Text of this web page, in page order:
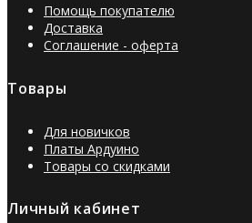
Помощь покупателю
Доставка
Соглашение - оферта
Товары
Для новичков
Платы Ардуино
Товары со скидками
Личный кабинет